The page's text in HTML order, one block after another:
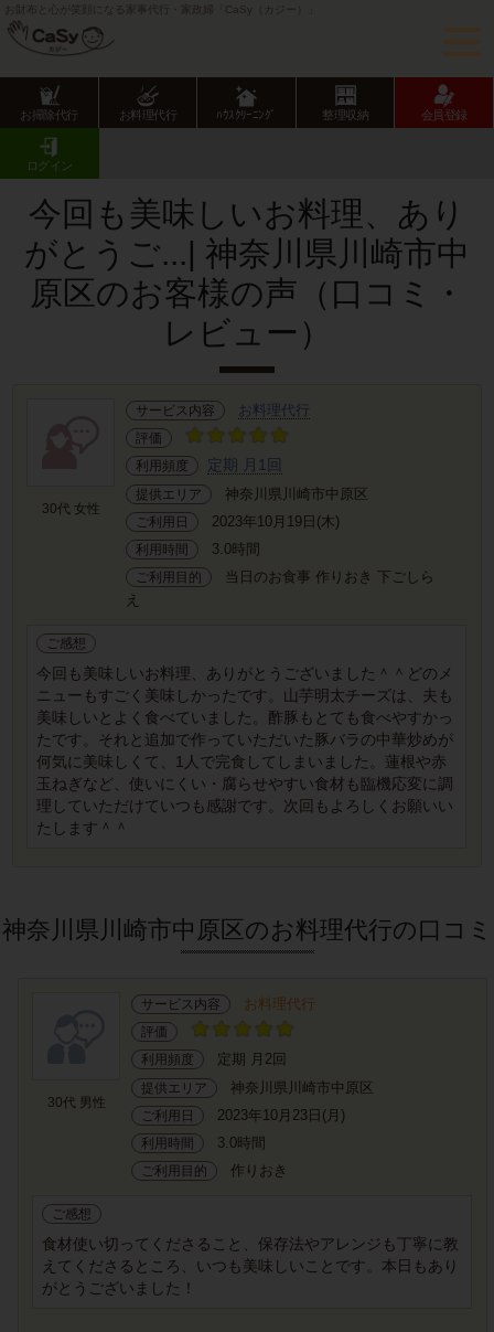
お財布と心が笑顔になる家事代行・家政婦「CaSy（カジー）」
お掃除代行 お料理代行 ﾊｳｽｸﾘｰﾆﾝｸﾞ 整理収納 会員登録
ログイン
CaSy TOP
お客様の声･口コミ詳細
今回も美味しいお料理、あり
がとうご...| 神奈川県川崎市中
原区のお客様の声（口コミ・
レビュー）
30代 女性
サービス内容 お料理代行
評価
利用頻度
定期 月1回
提供エリア 神奈川県川崎市中原区
ご利用日 2023年10月19日(木)
利用時間 3.0時間
ご利用目的
当日のお食事 作りおき 下ごしら
え
ご感想
今回も美味しいお料理、ありがとうございました＾＾どのメ
ニューもすごく美味しかったです。山芋明太チーズは、夫も
美味しいとよく食べていました。酢豚もとても食べやすかっ
たです。それと追加で作っていただいた豚バラの中華炒めが
何気に美味しくて、1人で完食してしまいました。蓮根や赤
玉ねぎなど、使いにくい・腐らせやすい食材も臨機応変に調
理していただけていつも感謝です。次回もよろしくお願いい
たします＾＾
神奈川県川崎市中原区のお料理代行の口コミ
30代 男性
サービス内容 お料理代行
評価
利用頻度
定期 月2回
提供エリア 神奈川県川崎市中原区
ご利用日 2023年10月23日(月)
利用時間 3.0時間
ご利用目的 作りおき
ご感想
食材使い切ってくださること、保存法やアレンジも丁寧に教
えてくださるところ、いつも美味しいことです。本日もあり
がとうございました！